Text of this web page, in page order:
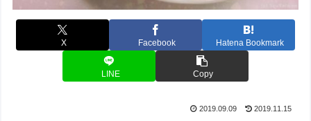
X Facebook Hatena Bookmark
LINE Copy
2019.09.09 2019.11.15